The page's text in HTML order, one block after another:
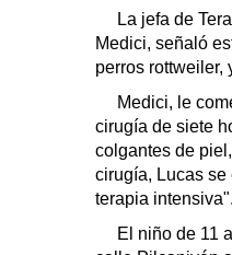
Servicios
La jefa de
Medici, señaló
perros rottweiler,
Medici, le
cirugía de siete
colgantes de
cirugía, Lucas se
terapia intensiva".
El niño de 11